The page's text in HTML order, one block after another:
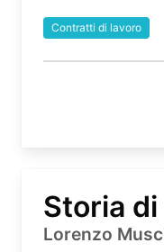
Contratti di lavoro
Storia
Lorenzo